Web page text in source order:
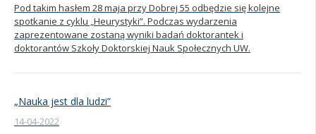
Pod takim hasłem 28 maja przy Dobrej 55 odbędzie się kolejne
spotkanie z cyklu „Heurystyki”. Podczas wydarzenia
zaprezentowane zostaną wyniki badań doktorantek i
doktorantów Szkoły Doktorskiej Nauk Społecznych UW.
„Nauka jest dla ludzi”
14-04-2022